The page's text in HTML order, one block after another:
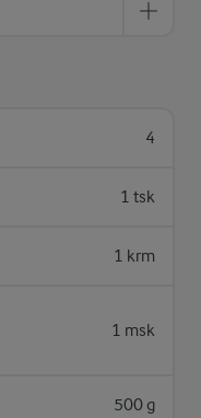
4
1 tsk
1 krm
1 msk
500 g